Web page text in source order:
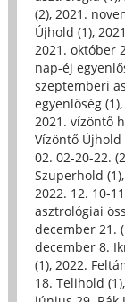
(2), 2021.
Újhold (1),
2021. október
nap-éj
szeptemberi
egyenlőség (1),
2021. vízöntő
Vízöntő Újhold
02. 02-20-22.
Szuperhold (1),
2022. 12. 10-
asztrológiai
december 21.
december 8.
(1), 2022.
18. Telihold (1),